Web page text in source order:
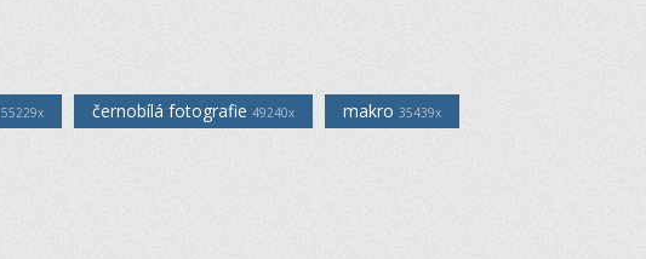
55229x černobílá fotografie 49240x makro 35439x